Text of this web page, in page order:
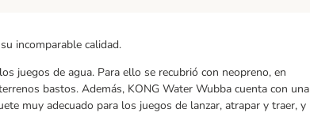
incomparable calidad.
juegos de agua. Para ello se recubrió con neopreno, en
bastos. Además, KONG Water Wubba cuenta con una
muy adecuado para los juegos de lanzar, atrapar y traer, y